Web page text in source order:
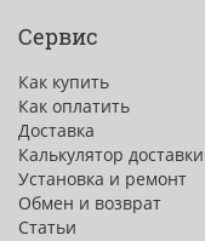
Сервис
Как купить
Как оплатить
Доставка
Калькулятор доставки
Установка и ремонт
Обмен и возврат
Статьи